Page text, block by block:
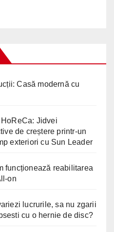
Casă modernă cu
Jidvei
de creștere printr-un
exteriori cu Sun Leader
funcționează reabilitarea
on
lucrurile, sa nu zgarii
cu o hernie de disc?